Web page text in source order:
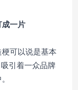
成一片
可以说是基本
引着一众品牌